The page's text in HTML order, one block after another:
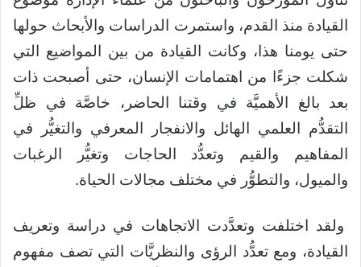
القيادة منذ القدم، واستمرت الدراسات والأبحاث حولها
حتى يومنا هذا، وكانت القيادة من بين المواضيع التي
شكلت جزءًا من اهتمامات الإنسان، حتى أصبحت ذات
بعد بالغ الأهميَّة في وقتنا الحاضر، خاصَّة في ظلِّ
التقدُّم العلمي الهائل والانفجار المعرفي والتغيُّر في
المفاهيم والقيم وتعدُّد الحاجات وتغيُّر الرغبات
والميول، والتطوُّر في مختلف مجالات الحياة.
ولقد اختلفت وتعدَّدت الاتجاهات في دراسة وتعريف
القيادة، ومع تعدُّد الرؤى والنظريَّات التي تصف مفهوم